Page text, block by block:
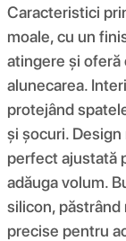
Caracteristici
moale, cu un
atingere și oferă
alunecarea.
protejând
și șocuri.
perfect ajustată
adăuga volum.
silicon, păstrând
precise pentru